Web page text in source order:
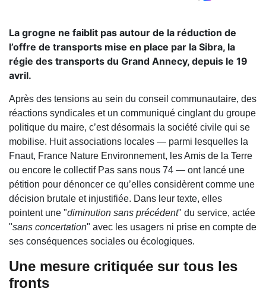
La grogne ne faiblit pas autour de la réduction de
l’offre de transports mise en place par la Sibra, la
régie des transports du Grand Annecy, depuis le 19
avril.
Après des tensions au sein du conseil communautaire, des
réactions syndicales et un communiqué cinglant du groupe
politique du maire, c’est désormais la société civile qui se
mobilise. Huit associations locales — parmi lesquelles la
Fnaut, France Nature Environnement, les Amis de la Terre
ou encore le collectif Pas sans nous 74 — ont lancé une
pétition pour dénoncer ce qu’elles considèrent comme une
décision brutale et injustifiée. Dans leur texte, elles
pointent une "diminution sans précédent" du service, actée
"sans concertation" avec les usagers ni prise en compte de
ses conséquences sociales ou écologiques.
Une mesure critiquée sur tous les
fronts